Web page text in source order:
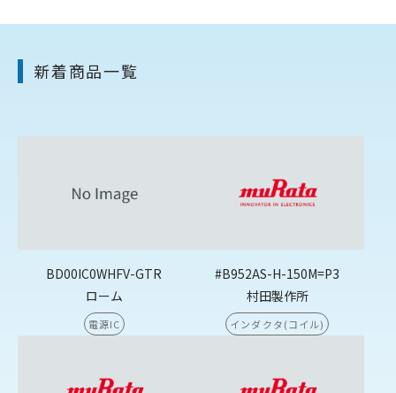
新着商品一覧
BD00IC0WHFV-GTR
ローム
電源IC
#B952AS-H-150M=P3
村田製作所
インダクタ(コイル)